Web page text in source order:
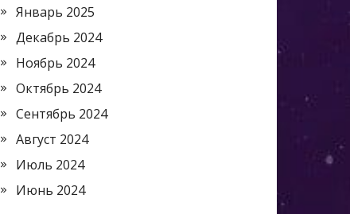
Январь 2025
Декабрь 2024
Ноябрь 2024
Октябрь 2024
Сентябрь 2024
Август 2024
Июль 2024
Июнь 2024